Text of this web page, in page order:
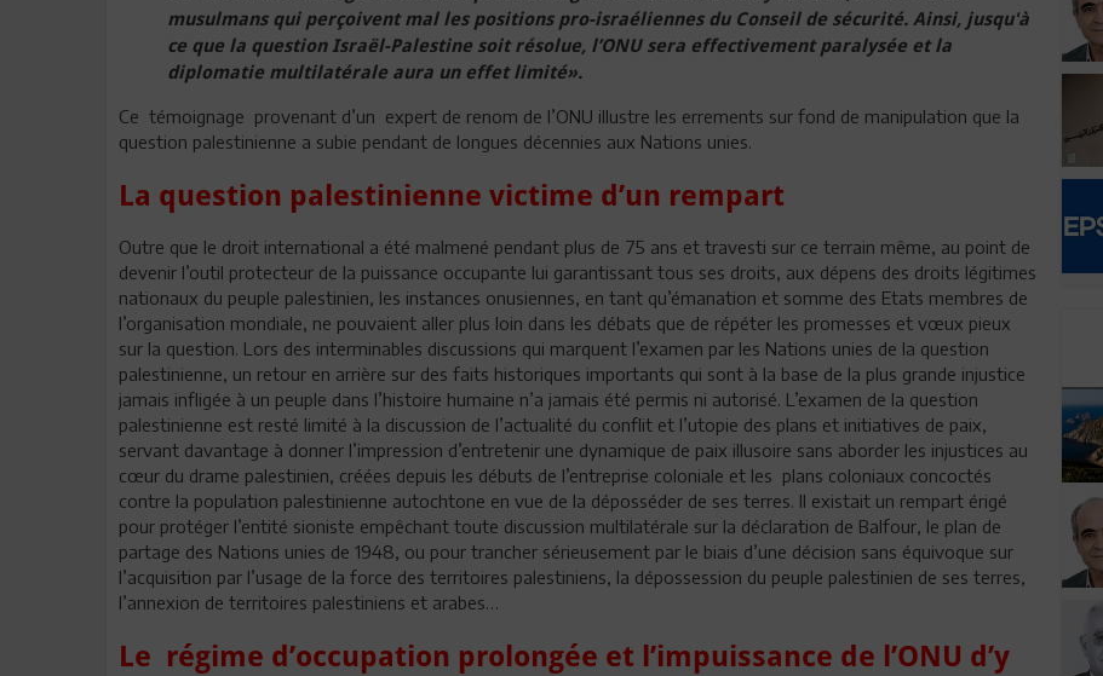
musulmans qui perçoivent mal les positions pro-israéliennes du Conseil de sécurité. Ainsi, jusqu'à
ce que la question Israël-Palestine soit résolue, l’ONU sera effectivement paralysée et la
diplomatie multilatérale aura un effet limité».
Ce témoignage provenant d’un expert de renom de l’ONU illustre les errements sur fond de manipulation que la
question palestinienne a subie pendant de longues décennies aux Nations unies.
La question palestinienne victime d’un rempart
Outre que le droit international a été malmené pendant plus de 75 ans et travesti sur ce terrain même, au point de
devenir l’outil protecteur de la puissance occupante lui garantissant tous ses droits, aux dépens des droits légitimes
nationaux du peuple palestinien, les instances onusiennes, en tant qu’émanation et somme des Etats membres de
l’organisation mondiale, ne pouvaient aller plus loin dans les débats que de répéter les promesses et vœux pieux
sur la question. Lors des interminables discussions qui marquent l’examen par les Nations unies de la question
palestinienne, un retour en arrière sur des faits historiques importants qui sont à la base de la plus grande injustice
jamais infligée à un peuple dans l’histoire humaine n’a jamais été permis ni autorisé. L’examen de la question
palestinienne est resté limité à la discussion de l’actualité du conflit et l’utopie des plans et initiatives de paix,
servant davantage à donner l’impression d’entretenir une dynamique de paix illusoire sans aborder les injustices au
cœur du drame palestinien, créées depuis les débuts de l’entreprise coloniale et les plans coloniaux concoctés
contre la population palestinienne autochtone en vue de la déposséder de ses terres. Il existait un rempart érigé
pour protéger l’entité sioniste empêchant toute discussion multilatérale sur la déclaration de Balfour, le plan de
partage des Nations unies de 1948, ou pour trancher sérieusement par le biais d’une décision sans équivoque sur
l’acquisition par l’usage de la force des territoires palestiniens, la dépossession du peuple palestinien de ses terres,
l’annexion de territoires palestiniens et arabes…
Le régime d’occupation prolongée et l’impuissance de l’ONU d’y